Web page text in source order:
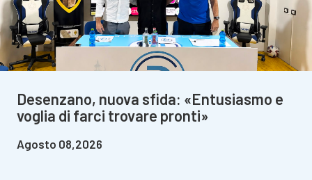
Desenzano, nuova sfida: «Entusiasmo e
voglia di farci trovare pronti»
Agosto 08,2026